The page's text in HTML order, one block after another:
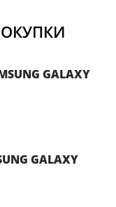
GALAXY
GALAXY